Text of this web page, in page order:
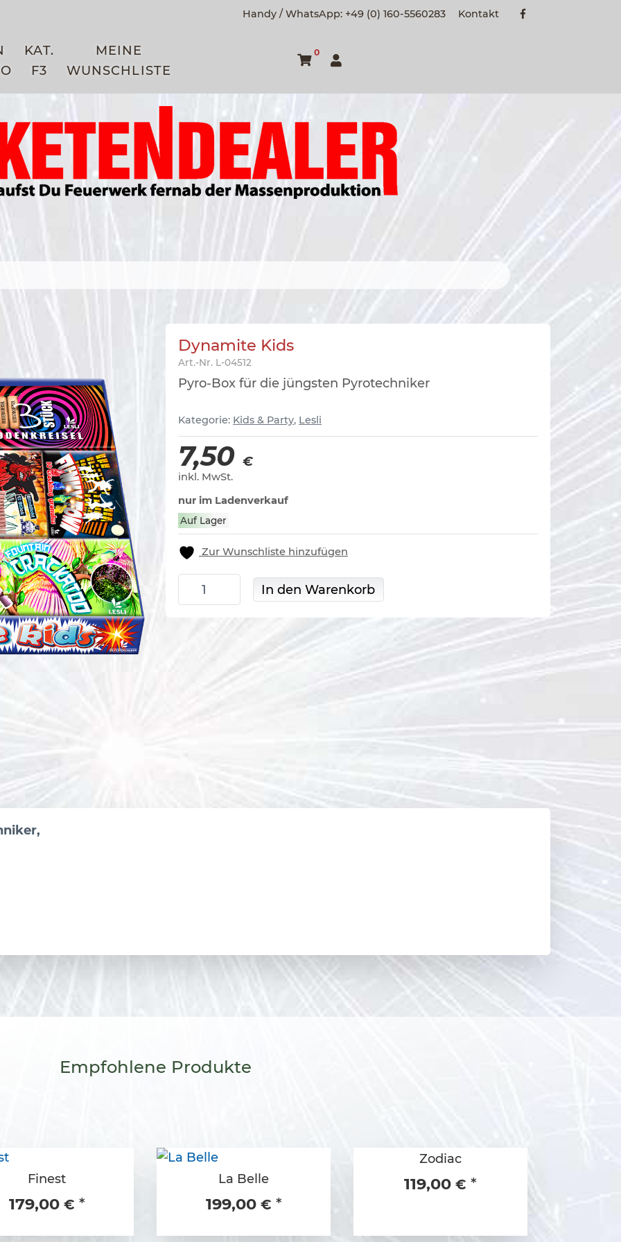
Handy / WhatsApp: +49 (0) 160-5560283 Kontakt
0
KAT.
F3
MEINE
WUNSCHLISTE
Dynamite Kids
Art.-Nr. L-04512
Pyro-Box für die jüngsten Pyrotechniker
Kategorie: Kids & Party, Lesli
7,50 €
inkl. MwSt.
nur im Ladenverkauf
Auf Lager
Zur Wunschliste hinzufügen
Dynamite Kids Menge
In den Warenkorb
Empfohlene Produkte
Finest
179,00 € *
La Belle
199,00 € *
Zodiac
119,00€ *